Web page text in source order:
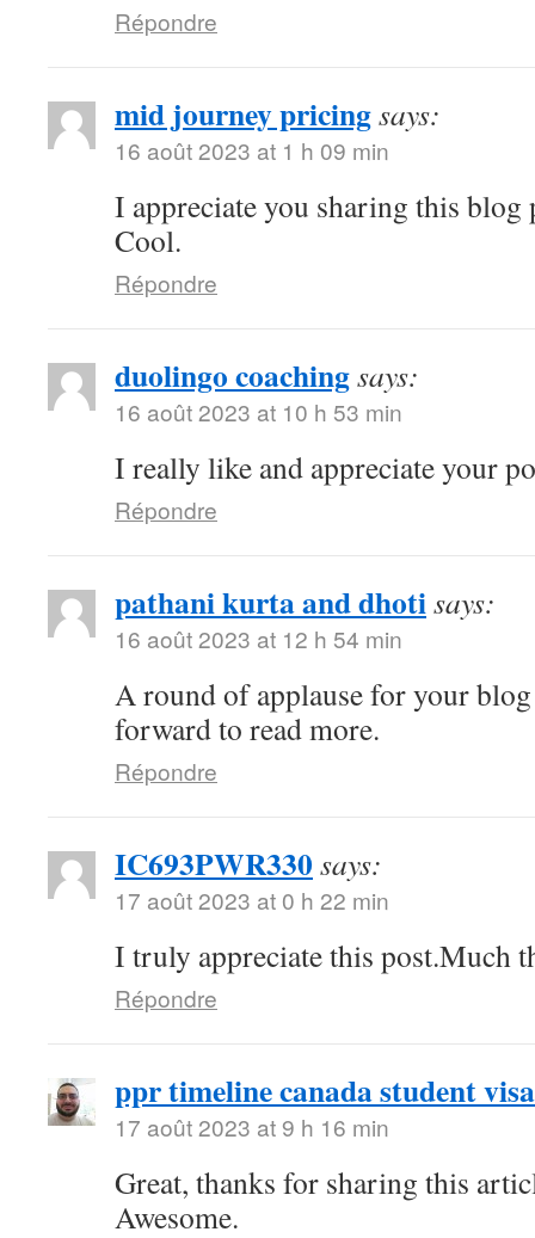
Répondre
mid journey pricingsays:
16 août 2023 at 1 h 09 min
I appreciate you sharing this blog
Cool.
Répondre
duolingo coachingsays:
16 août 2023 at 10 h 53 min
I really like and appreciate your
Répondre
pathani kurta and dhotisays:
16 août 2023 at 12 h 54 min
A round of applause for your
forward to read more.
Répondre
IC693PWR330says:
17 août 2023 at 0 h 22 min
I truly appreciate this post.Much
Répondre
ppr timeline canada student visa
17 août 2023 at 9 h 16 min
Great, thanks for sharing this
Awesome.